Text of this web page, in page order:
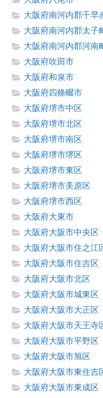
大阪府南河内郡千早
大阪府南河内郡太子町
大阪府南河内郡河南町
大阪府吹田市
大阪府和泉市
大阪府四條畷市
大阪府堺市中区
大阪府堺市北区
大阪府堺市南区
大阪府堺市堺区
大阪府堺市東区
大阪府堺市美原区
大阪府堺市西区
大阪府大東市
大阪府大阪市中央区
大阪府大阪市住之江
大阪府大阪市住吉区
大阪府大阪市北区
大阪府大阪市城東区
大阪府大阪市大正区
大阪府大阪市天王寺
大阪府大阪市平野区
大阪府大阪市旭区
大阪府大阪市東住吉
大阪府大阪市東成区